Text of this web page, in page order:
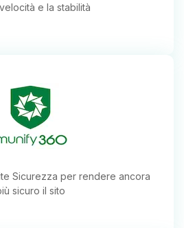
e la stabilità
Sicurezza per rendere ancora
sicuro il sito